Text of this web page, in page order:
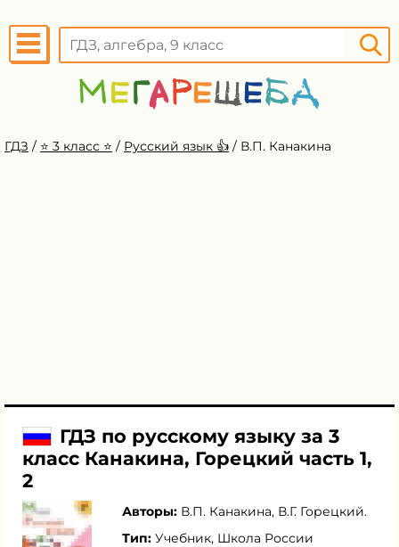
ГДЗ / ⭐️ 3 класс ⭐️ / Русский язык 👍 / В.П. Канакина
ГДЗ по русскому языку за 3
класс Канакина, Горецкий часть 1,
2
Авторы: В.П. Канакина, В.Г. Горецкий.
Тип: Учебник, Школа России